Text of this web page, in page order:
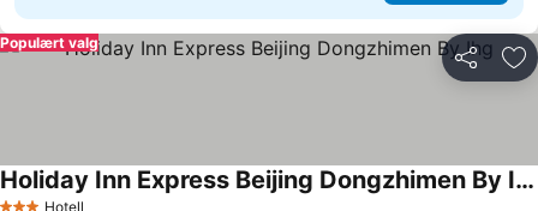
Del
Populært valg
Hotell
Holiday Inn Express Beijing Dongzhimen By Ihg